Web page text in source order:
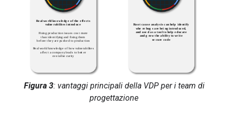
Figura 3: vantaggi principali della VDP per i team di
progettazione